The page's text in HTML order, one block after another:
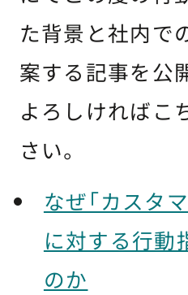
た背景と社内で
案する記事を公
よろしければこ
さい。
なぜ「カスタ
に対する行動
のか